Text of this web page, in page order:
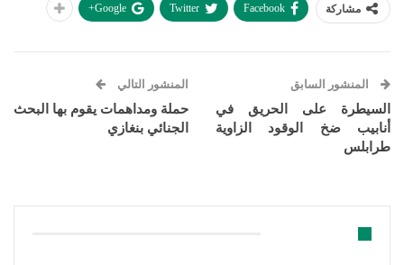
مشاركة Facebook
Twitter
Google+
المنشور السابق
السيطرة على الحريق في
أنابيب ضخ الوقود الزاوية
طرابلس
المنشور التالي
حملة ومداهمات يقوم بها البحث
الجنائي بنغازي